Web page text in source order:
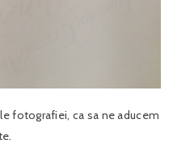
fotografiei, ca sa ne aducem